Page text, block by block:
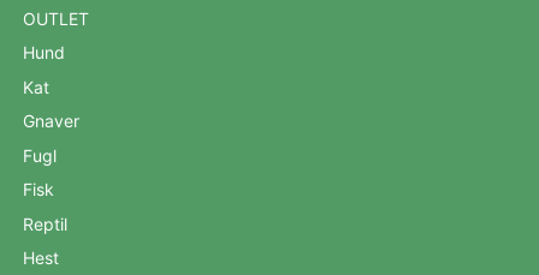
OUTLET
Hund
Kat
Gnaver
Fugl
Fisk
Reptil
Hest